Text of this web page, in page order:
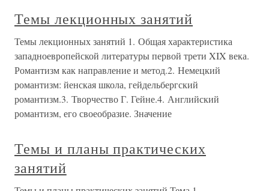
Темы лекционных занятий
Темы лекционных занятий 1. Общая характеристика
западноевропейской литературы первой трети XIX века.
Романтизм как направление и метод.2. Немецкий
романтизм: йенская школа, гейдельбергский
романтизм.3. Творчество Г. Гейне.4. Английский
романтизм, его своеобразие. Значение
Темы и планы практических
занятий